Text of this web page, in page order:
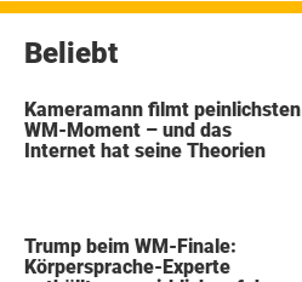
Beliebt
Kameramann filmt peinlichsten
WM-Moment – und das
Internet hat seine Theorien
Trump beim WM-Finale:
Körpersprache-Experte